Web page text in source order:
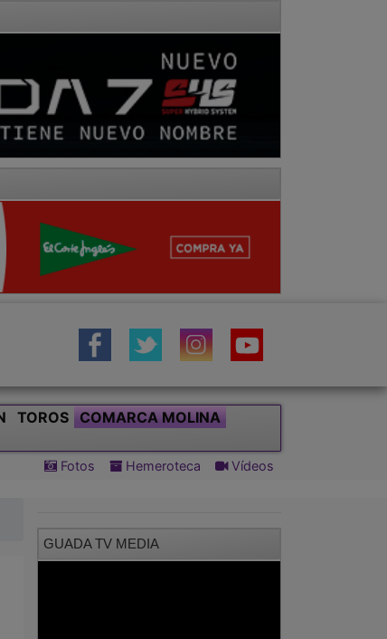
TOROS COMARCA MOLINA
Fotos Hemeroteca Vídeos
GUADA TV MEDIA